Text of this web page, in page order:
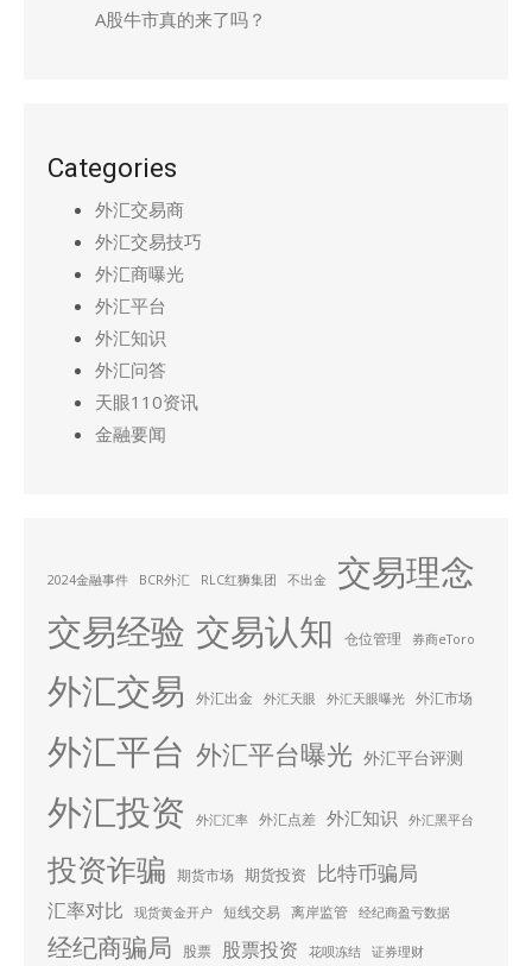
A股牛市真的来了吗？
Categories
外汇交易商
外汇交易技巧
外汇商曝光
外汇平台
外汇知识
外汇问答
天眼110资讯
金融要闻
2024金融事件 BCR外汇 RLC红狮集团 不出金
交易理念
交易经验 交易认知 仓位管理 券商eToro
外汇交易 外汇出金 外汇天眼 外汇天眼曝光 外汇市场
外汇平台 外汇平台曝光 外汇平台评测
外汇投资 外汇汇率 外汇点差 外汇知识 外汇黑平台
投资诈骗 期货市场 期货投资 比特币骗局
汇率对比 现货黄金开户 短线交易 离岸监管 经纪商盈亏数据
经纪商骗局 股票 股票投资 花呗冻结 证券理财